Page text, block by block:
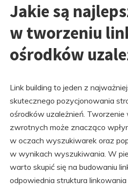
Jakie są
w tworzeniu
ośrodków
Link building to jeden z
skutecznego pozycjonowania
ośrodków uzależnień.
zwrotnych może znacząco
w oczach wyszukiwarek oraz
w wynikach wyszukiwania. W
warto skupić się na budowaniu
odpowiednia struktura